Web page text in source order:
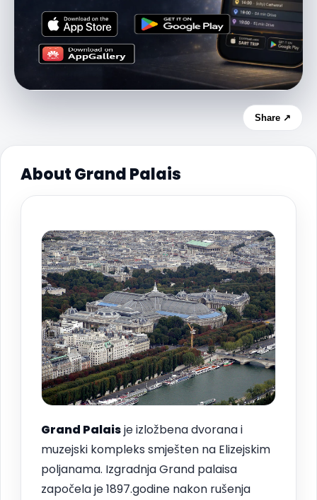
Share ↗
About Grand Palais
Grand Palaisje izložbena dvorana i
muzejski kompleks smješten na Elizejskim
poljanama. Izgradnja Grand palaisa
započela je 1897.godine nakon rušenja